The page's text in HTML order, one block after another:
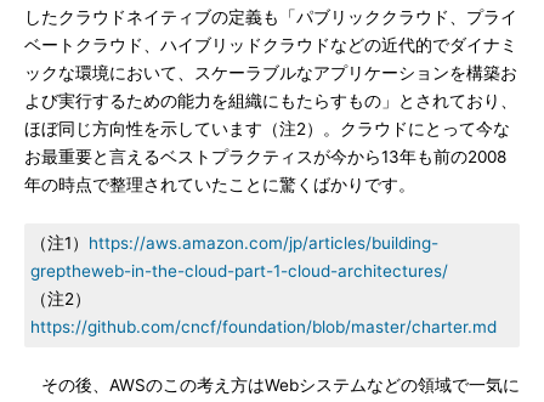
したクラウドネイティブの定義も「パブリッククラウド、プライ
ベートクラウド、ハイブリッドクラウドなどの近代的でダイナミ
ックな環境において、スケーラブルなアプリケーションを構築お
よび実行するための能力を組織にもたらすもの」とされており、
ほぼ同じ方向性を示しています（注2）。クラウドにとって今な
お最重要と言えるベストプラクティスが今から13年も前の2008
年の時点で整理されていたことに驚くばかりです。
（注1） https://aws.amazon.com/jp/articles/building-
greptheweb-in-the-cloud-part-1-cloud-architectures/
（注2）
https://github.com/cncf/foundation/blob/master/charter.md
その後、AWSのこの考え方はWebシステムなどの領域で一気に